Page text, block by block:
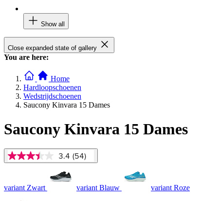
Show all
Close expanded state of gallery
You are here:
Home
Hardloopschoenen
Wedstrijdschoenen
Saucony Kinvara 15 Dames
Saucony Kinvara 15 Dames
3.4
gemiddelde
3.4 (54)
variant Zwart variant Blauw variant Roze